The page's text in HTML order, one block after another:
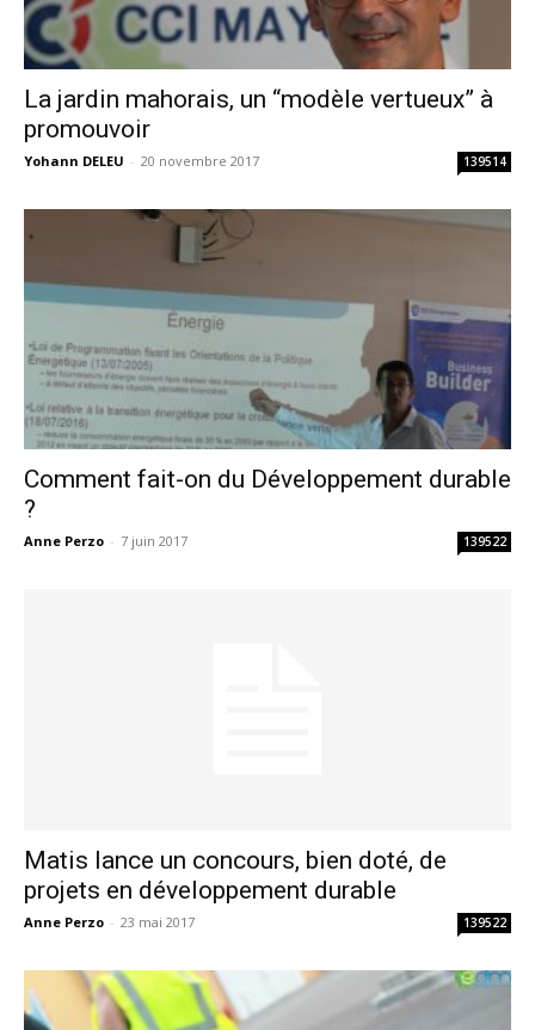
La jardin mahorais, un “modèle vertueux” à
promouvoir
Yohann DELEU - 20 novembre 2017 139514
Comment fait-on du Développement durable
?
Anne Perzo - 7 juin 2017 139522
Matis lance un concours, bien doté, de
projets en développement durable
Anne Perzo - 23 mai 2017 139522